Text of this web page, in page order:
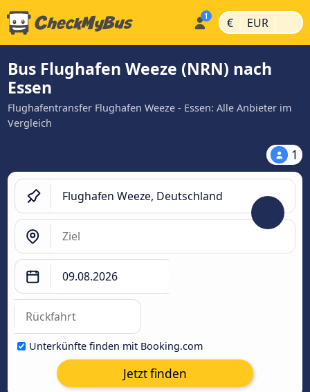
€ | EUR |
Bus Flughafen Weeze (NRN) nach
Essen
Flughafentransfer Flughafen Weeze - Essen: Alle Anbieter im
Vergleich
1
Unterkünfte finden mit Booking.com
Jetzt finden